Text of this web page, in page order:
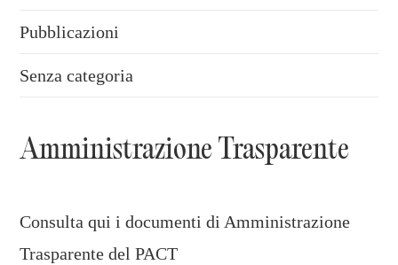
Pubblicazioni
Senza categoria
Amministrazione Trasparente
Consulta qui i documenti di Amministrazione
Trasparente del PACT